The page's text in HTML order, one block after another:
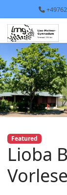
Featured
Lioba